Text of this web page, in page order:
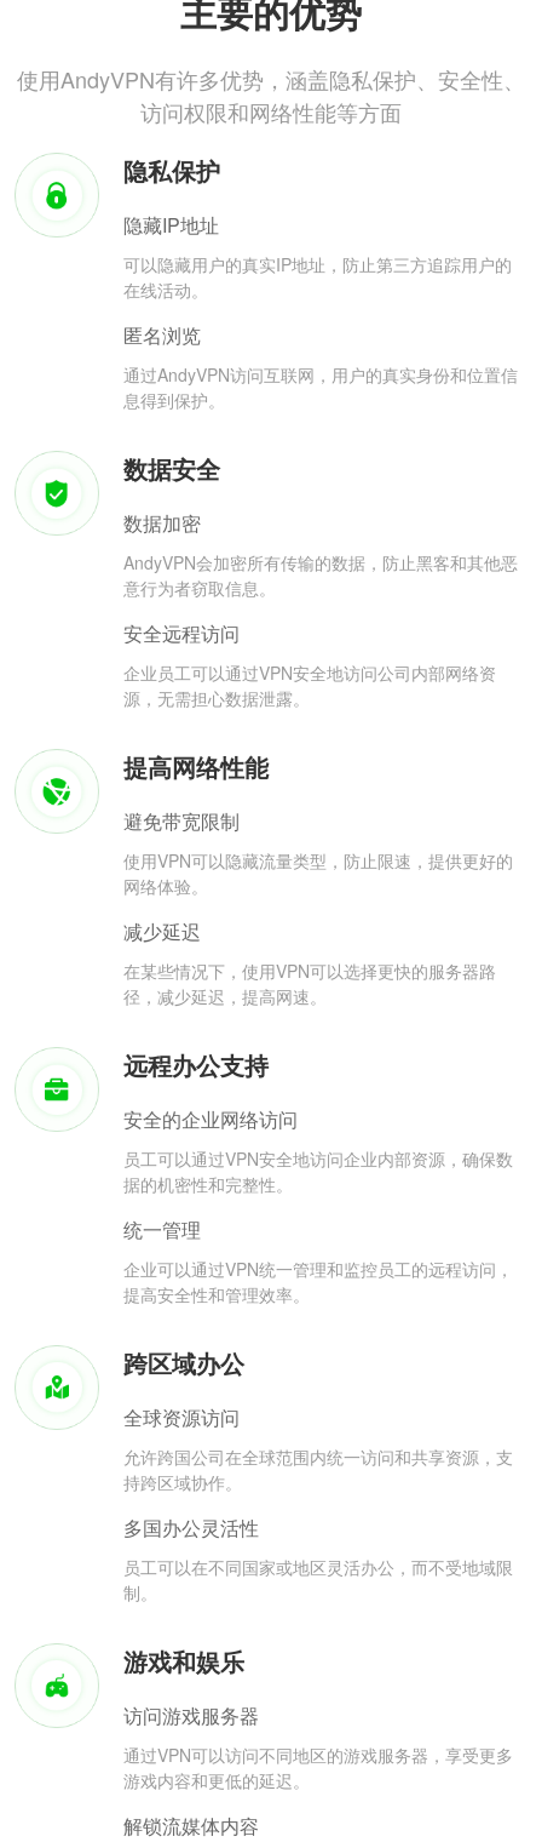
主要的优势
使用AndyVPN有许多优势，涵盖隐私保护、安全性、
访问权限和网络性能等方面
隐私保护
隐藏IP地址
可以隐藏用户的真实IP地址，防止第三方追踪用户的
在线活动。
匿名浏览
通过AndyVPN访问互联网，用户的真实身份和位置信
息得到保护。
数据安全
数据加密
AndyVPN会加密所有传输的数据，防止黑客和其他恶
意行为者窃取信息。
安全远程访问
企业员工可以通过VPN安全地访问公司内部网络资
源，无需担心数据泄露。
提高网络性能
避免带宽限制
使用VPN可以隐藏流量类型，防止限速，提供更好的
网络体验。
减少延迟
在某些情况下，使用VPN可以选择更快的服务器路
径，减少延迟，提高网速。
远程办公支持
安全的企业网络访问
员工可以通过VPN安全地访问企业内部资源，确保数
据的机密性和完整性。
统一管理
企业可以通过VPN统一管理和监控员工的远程访问，
提高安全性和管理效率。
跨区域办公
全球资源访问
允许跨国公司在全球范围内统一访问和共享资源，支
持跨区域协作。
多国办公灵活性
员工可以在不同国家或地区灵活办公，而不受地域限
制。
游戏和娱乐
访问游戏服务器
通过VPN可以访问不同地区的游戏服务器，享受更多
游戏内容和更低的延迟。
解锁流媒体内容